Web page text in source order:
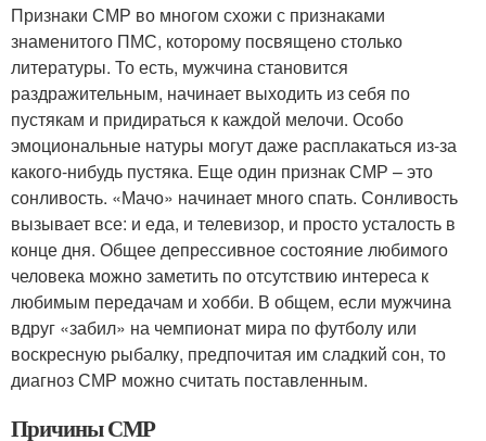
Признаки СМР во многом схожи с признаками
знаменитого ПМС, которому посвящено столько
литературы. То есть, мужчина становится
раздражительным, начинает выходить из себя по
пустякам и придираться к каждой мелочи. Особо
эмоциональные натуры могут даже расплакаться из-за
какого-нибудь пустяка. Еще один признак СМР – это
сонливость. «Мачо» начинает много спать. Сонливость
вызывает все: и еда, и телевизор, и просто усталость в
конце дня. Общее депрессивное состояние любимого
человека можно заметить по отсутствию интереса к
любимым передачам и хобби. В общем, если мужчина
вдруг «забил» на чемпионат мира по футболу или
воскресную рыбалку, предпочитая им сладкий сон, то
диагноз СМР можно считать поставленным.
Причины СМР